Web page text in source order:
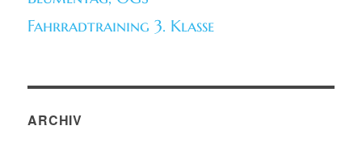
Fahrradtraining 3. Klasse
ARCHIV